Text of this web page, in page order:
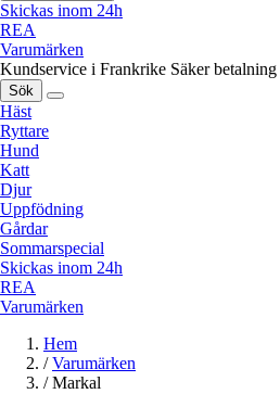
Skickas inom 24h
REA
Varumärken
Kundservice i Frankrike Säker betalning
Sök
Häst
Ryttare
Hund
Katt
Djur
Uppfödning
Gårdar
Sommarspecial
Skickas inom 24h
REA
Varumärken
Hem
/ Varumärken
/ Markal